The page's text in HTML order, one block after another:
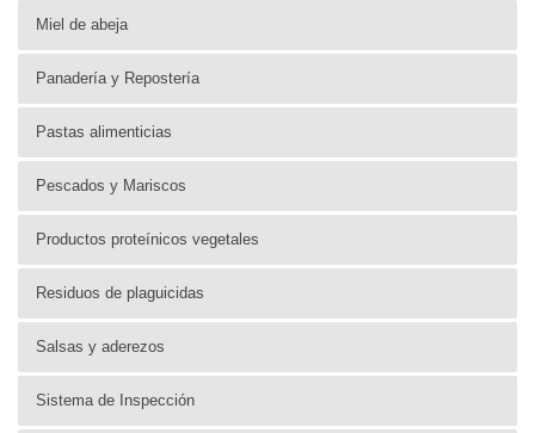
Miel de abeja
Panadería y Repostería
Pastas alimenticias
Pescados y Mariscos
Productos proteínicos vegetales
Residuos de plaguicidas
Salsas y aderezos
Sistema de Inspección